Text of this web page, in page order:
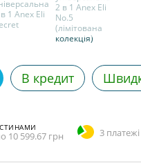
В кредит
10 599.67 грн 3